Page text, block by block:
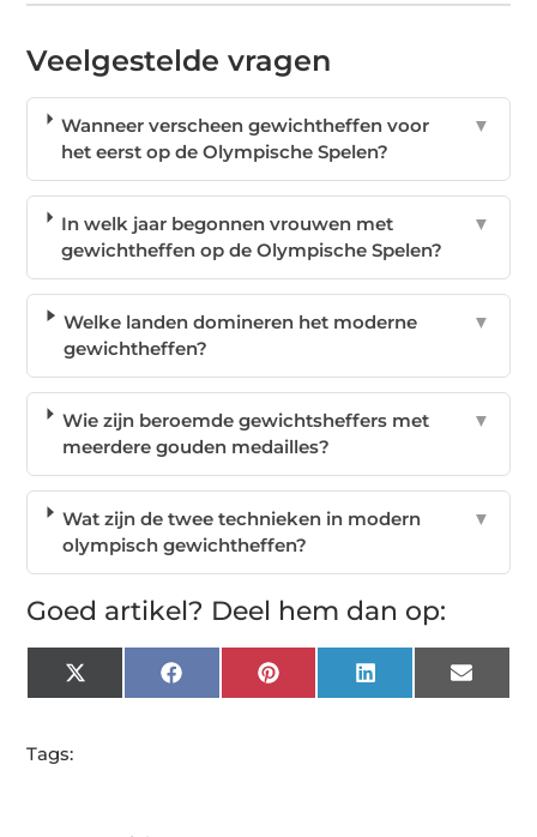
Veelgestelde vragen
Wanneer verscheen gewichtheffen voor
het eerst op de Olympische Spelen?
▼
In welk jaar begonnen vrouwen met
gewichtheffen op de Olympische Spelen?
▼
Welke landen domineren het moderne
gewichtheffen?
▼
Wie zijn beroemde gewichtsheffers met
meerdere gouden medailles?
▼
Wat zijn de twee technieken in modern
olympisch gewichtheffen?
▼
Goed artikel? Deel hem dan op:
X
(Twitter)
FacebookPinterest LinkedIn Email
Tags: